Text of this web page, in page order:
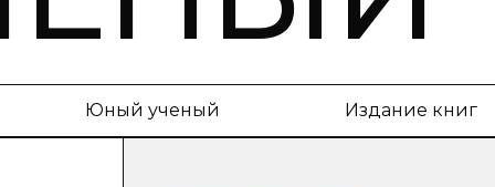
Юный ученый Издание книг